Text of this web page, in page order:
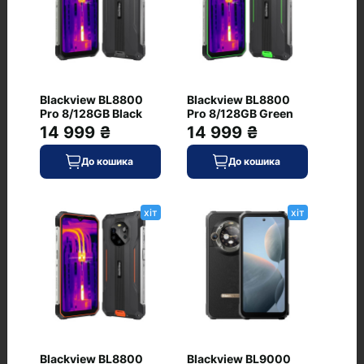
Живлення
5000
Додатково
Стереодинаміки
є
Відгуки
+ Додати відгук
Немає відгуків про цей товар, станьте
Blackview BL8800
Pro 8/128GB Black
14 999 ₴
До кошика
Blackview BL8800
Pro 8/128GB Green
14 999 ₴
До кошика
хіт
Blackview BL8800
хіт
Blackview BL9000